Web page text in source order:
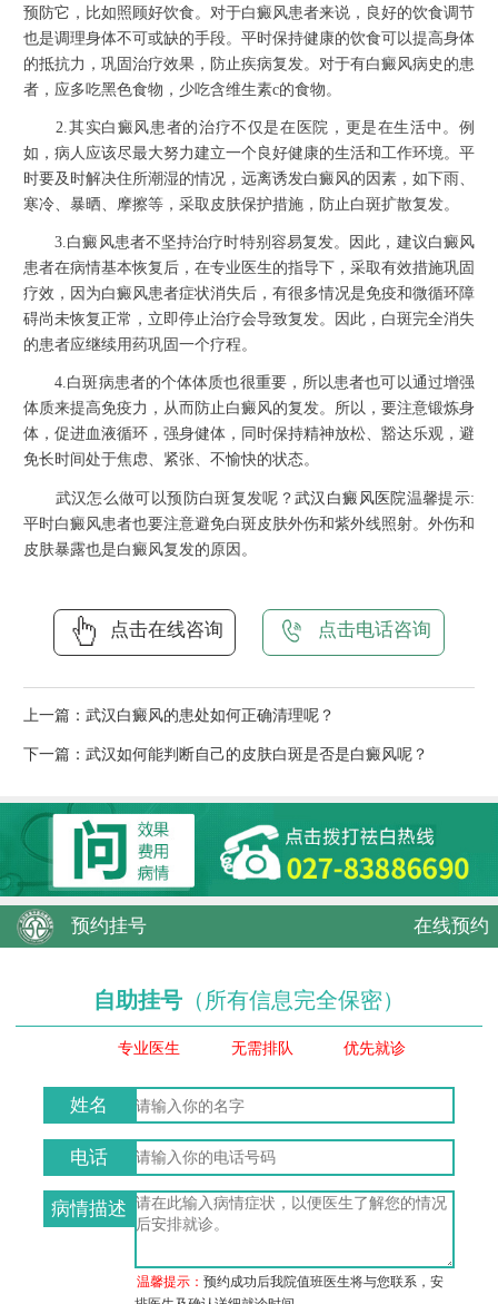
预防它，比如照顾好饮食。对于白癜风患者来说，良好的饮食调节
也是调理身体不可或缺的手段。平时保持健康的饮食可以提高身体
的抵抗力，巩固治疗效果，防止疾病复发。对于有白癜风病史的患
者，应多吃黑色食物，少吃含维生素c的食物。
2.其实白癜风患者的治疗不仅是在医院，更是在生活中。例
如，病人应该尽最大努力建立一个良好健康的生活和工作环境。平
时要及时解决住所潮湿的情况，远离诱发白癜风的因素，如下雨、
寒冷、暴晒、摩擦等，采取皮肤保护措施，防止白斑扩散复发。
3.白癜风患者不坚持治疗时特别容易复发。因此，建议白癜风
患者在病情基本恢复后，在专业医生的指导下，采取有效措施巩固
疗效，因为白癜风患者症状消失后，有很多情况是免疫和微循环障
碍尚未恢复正常，立即停止治疗会导致复发。因此，白斑完全消失
的患者应继续用药巩固一个疗程。
4.白斑病患者的个体体质也很重要，所以患者也可以通过增强
体质来提高免疫力，从而防止白癜风的复发。所以，要注意锻炼身
体，促进血液循环，强身健体，同时保持精神放松、豁达乐观，避
免长时间处于焦虑、紧张、不愉快的状态。
武汉怎么做可以预防白斑复发呢？武汉白癜风医院温馨提示:
平时白癜风患者也要注意避免白斑皮肤外伤和紫外线照射。外伤和
皮肤暴露也是白癜风复发的原因。
点击在线咨询 点击电话咨询
上一篇： 武汉白癜风的患处如何正确清理呢？
下一篇： 武汉如何能判断自己的皮肤白斑是否是白癜风呢？
预约挂号 在线预约
自助挂号 （所有信息完全保密）
专业医生 无需排队 优先就诊
姓名
电话
病情描述
温馨提示：预约成功后我院值班医生将与您联系，安